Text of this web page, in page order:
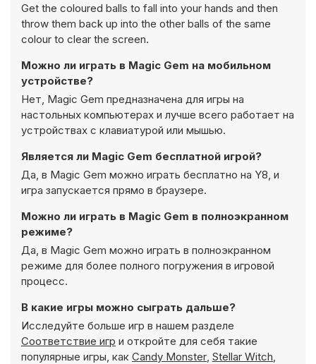
Get the coloured balls to fall into your hands and then
throw them back up into the other balls of the same
colour to clear the screen.
Можно ли играть в Magic Gem на мобильном
устройстве?
Нет, Magic Gem предназначена для игры на
настольных компьютерах и лучше всего работает на
устройствах с клавиатурой или мышью.
Является ли Magic Gem бесплатной игрой?
Да, в Magic Gem можно играть бесплатно на Y8, и
игра запускается прямо в браузере.
Можно ли играть в Magic Gem в полноэкранном
режиме?
Да, в Magic Gem можно играть в полноэкранном
режиме для более полного погружения в игровой
процесс.
В какие игры можно сыграть дальше?
Исследуйте больше игр в нашем разделе
Соответствие игр и откройте для себя такие
популярные игры, как Candy Monster, Stellar Witch,